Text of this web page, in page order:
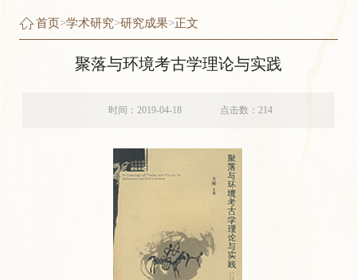
首页>学术研究>研究成果>正文
聚落与环境考古学理论与实践
时间：2019-04-18 点击数：214